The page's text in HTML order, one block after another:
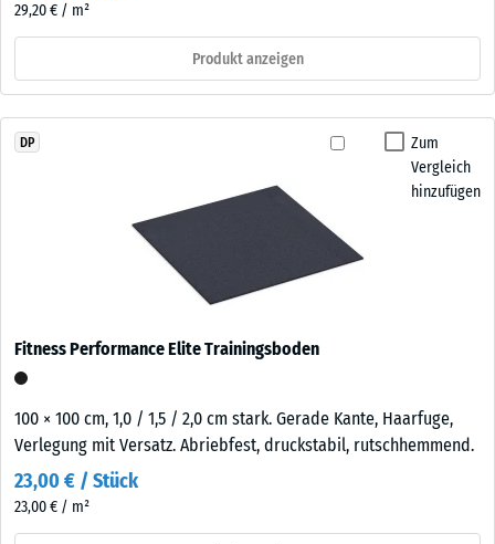
29,20 € / m²
Produkt anzeigen
Zum
Vergleich
hinzufügen
DP
Fitness Performance Elite Trainingsboden
100 × 100 cm, 1,0 / 1,5 / 2,0 cm stark. Gerade Kante, Haarfuge,
Verlegung mit Versatz. Abriebfest, druckstabil, rutschhemmend.
23,00 € / Stück
23,00 € / m²